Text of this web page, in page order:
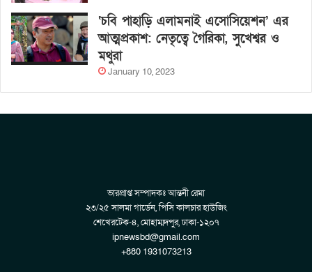
‘চবি পাহাড়ি এলামনাই এসোসিয়েশন’ এর
আত্মপ্রকাশ: নেতৃত্বে গৈরিকা, সুখেশ্বর ও
মথুরা
January 10, 2023
ভারপ্রাপ্ত সম্পাদকঃ আন্তনী রেমা
২৩/২৫ সালমা গার্ডেন, পিসি কালচার হাউজিং
শেখেরটেক-৪, মোহাম্মদপুর, ঢাকা-১২০৭
ipnewsbd@gmail.com
+880 1931073213